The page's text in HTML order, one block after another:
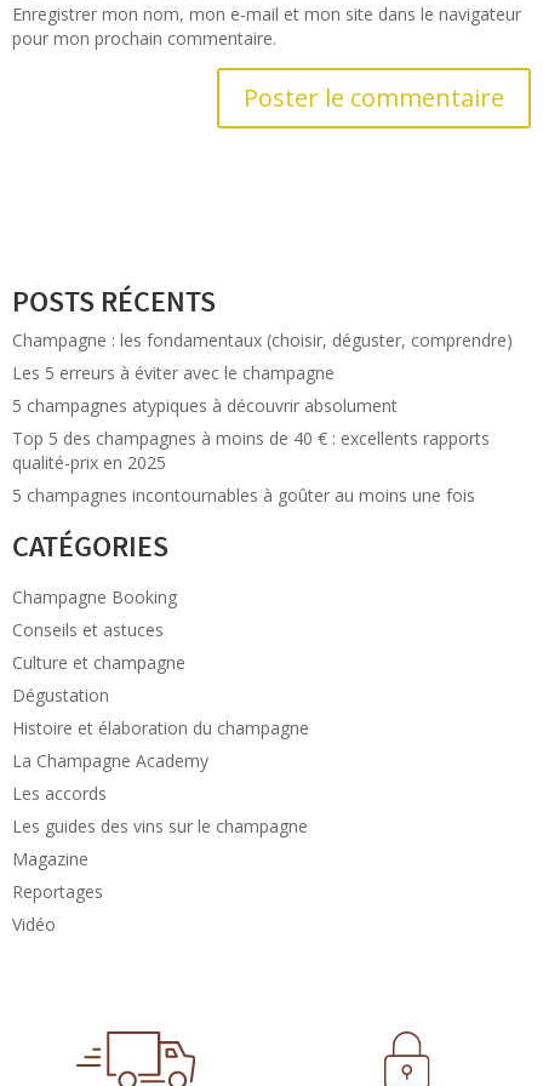
Enregistrer mon nom, mon e-mail et mon site dans le navigateur
pour mon prochain commentaire.
POSTS RÉCENTS
Champagne : les fondamentaux (choisir, déguster, comprendre)
Les 5 erreurs à éviter avec le champagne
5 champagnes atypiques à découvrir absolument
Top 5 des champagnes à moins de 40 € : excellents rapports
qualité-prix en 2025
5 champagnes incontournables à goûter au moins une fois
CATÉGORIES
Champagne Booking
Conseils et astuces
Culture et champagne
Dégustation
Histoire et élaboration du champagne
La Champagne Academy
Les accords
Les guides des vins sur le champagne
Magazine
Reportages
Vidéo